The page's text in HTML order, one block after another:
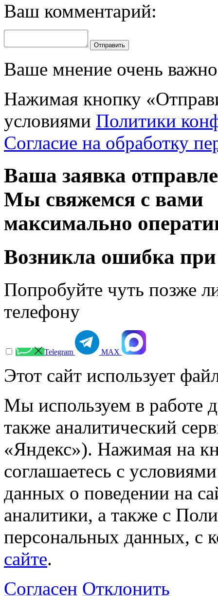
Ваш комментарий:
Отправить
Ваше мнение очень
Нажимая кнопку
условиями Политики
Согласие на обработку
Ваша заявка
Мы свяжемся с вами
максимально
Возникла ошибка при
Попробуйте чуть позже
телефону
Telegram МАХ
Этот сайт использует
Мы используем в работе
также аналитический
«Яндекс»). Нажимая на
соглашаетесь с
данных о поведении на
аналитики, а также с
персональных данных, с
сайте.
Согласен Отклонить